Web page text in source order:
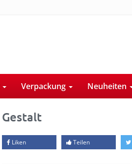
Verpackung Neuheiten
Gestalt
Liken Teilen